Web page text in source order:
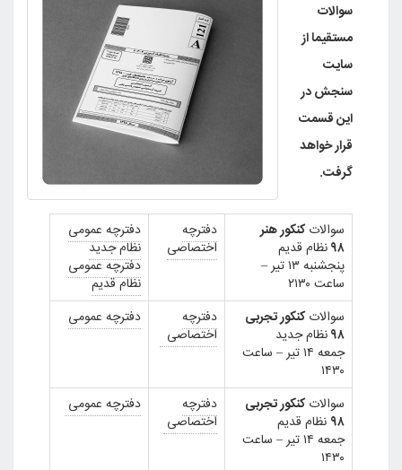
سوالات
مستقیما از
سایت
سنجش در
این قسمت
قرار خواهد
گرفت.
سوالاتکنکور هنر
۹۸نظام قدیم
پنجشنبه ۱۳ تیر –
ساعت ۲۱۳۰
دفترچه
اختصاصی
دفترچه عمومی
نظام جدید
دفترچه عمومی
نظام قدیم
سوالاتکنکور تجربی
۹۸نظام جدید
جمعه ۱۴ تیر – ساعت
۱۴۳۰
دفترچه
اختصاصی
دفترچه عمومی
سوالاتکنکور تجربی
۹۸ نظام قدیم
جمعه ۱۴ تیر – ساعت
۱۴۳۰
دفترچه
اختصاصی
دفترچه عمومی